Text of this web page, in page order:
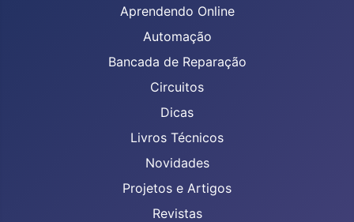
Aprendendo Online
Automação
Bancada de Reparação
Circuitos
Dicas
Livros Técnicos
Novidades
Projetos e Artigos
Revistas